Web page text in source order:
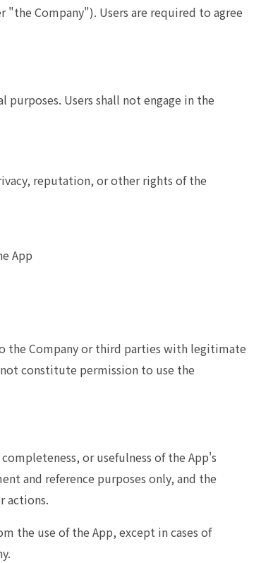
Company"). Users are required to agree
purposes. Users shall not engage in the
reputation, or other rights of the
App
Company or third parties with legitimate
constitute permission to use the
or usefulness of the App's
and reference purposes only, and the
actions.
the use of the App, except in cases of